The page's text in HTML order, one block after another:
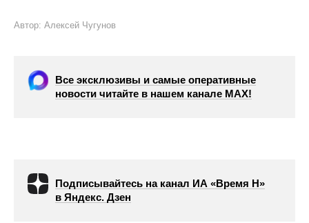
Автор: Алексей Чугунов
Все эксклюзивы и самые оперативные
новости читайте в нашем канале МАХ!
Подписывайтесь на канал ИА «Время Н»
в Яндекс. Дзен